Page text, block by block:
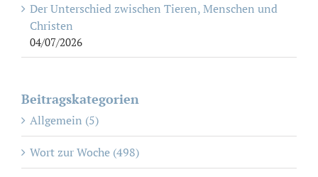
Der Unterschied zwischen Tieren, Menschen und
Christen
04/07/2026
Beitragskategorien
Allgemein (5)
Wort zur Woche (498)